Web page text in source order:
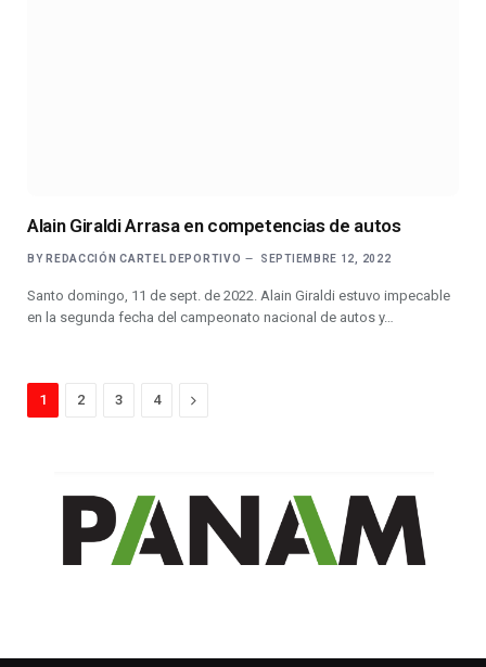
Alain Giraldi Arrasa en competencias de autos
BY REDACCIÓN CARTEL DEPORTIVO SEPTIEMBRE 12, 2022
Santo domingo, 11 de sept. de 2022. Alain Giraldi estuvo impecable
en la segunda fecha del campeonato nacional de autos y…
1 2 3 4 Next